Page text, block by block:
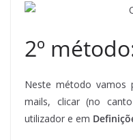
2º
Neste método vamos
mails, clicar (no
utilizador e em